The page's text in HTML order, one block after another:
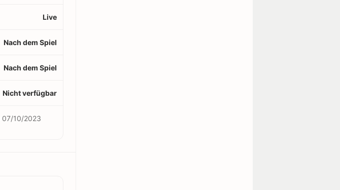
Live
Nach dem Spiel
Nach dem Spiel
Nicht verfügbar
07/10/2023